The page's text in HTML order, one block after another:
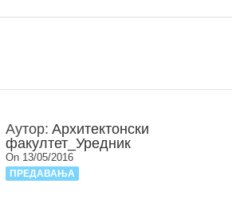
Аутор: Архитектонски
факултет_Уредник
On 13/05/2016
ПРЕДАВАЊА